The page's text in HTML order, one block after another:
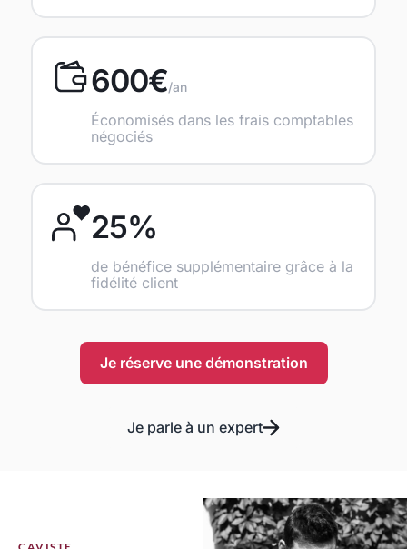
600€/an
Économisés dans les frais comptables
négociés
25%
de bénéfice supplémentaire grâce à la
fidélité client
Je réserve une démonstration
Je parle à un expert